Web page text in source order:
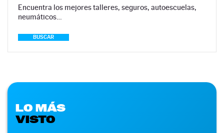
Encuentra los mejores talleres, seguros, autoescuelas,
neumáticos…
BUSCAR
LO MÁS
VISTO